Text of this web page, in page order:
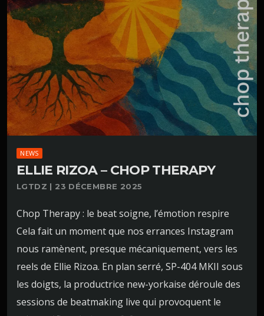
NEWS
ELLIE RIZOA – CHOP THERAPY
LGTDZ | 23 DÉCEMBRE 2025
Chop Therapy : le beat soigne, l’émotion respire
Cela fait un moment que nos errances Instagram
nous ramènent, presque mécaniquement, vers les
reels de Ellie Rizoa. En plan serré, SP-404 MKII sous
les doigts, la productrice new-yorkaise déroule des
sessions de beatmaking live qui provoquent le